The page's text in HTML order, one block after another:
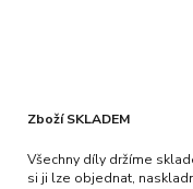
Zboží SKLADEM
Všechny díly držíme
si ji lze objednat,